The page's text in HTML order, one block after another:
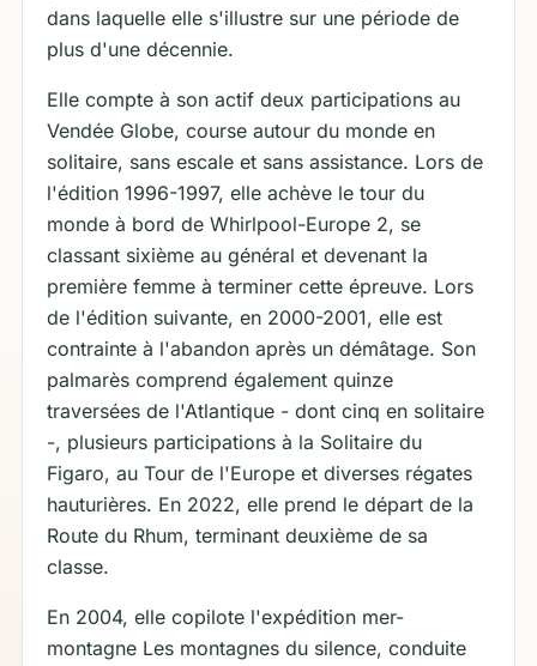
dans laquelle elle s'illustre sur une période de
plus d'une décennie.
Elle compte à son actif deux participations au
Vendée Globe, course autour du monde en
solitaire, sans escale et sans assistance. Lors de
l'édition 1996-1997, elle achève le tour du
monde à bord de Whirlpool-Europe 2, se
classant sixième au général et devenant la
première femme à terminer cette épreuve. Lors
de l'édition suivante, en 2000-2001, elle est
contrainte à l'abandon après un démâtage. Son
palmarès comprend également quinze
traversées de l'Atlantique - dont cinq en solitaire
-, plusieurs participations à la Solitaire du
Figaro, au Tour de l'Europe et diverses régates
hauturières. En 2022, elle prend le départ de la
Route du Rhum, terminant deuxième de sa
classe.
En 2004, elle copilote l'expédition mer-
montagne Les montagnes du silence, conduite